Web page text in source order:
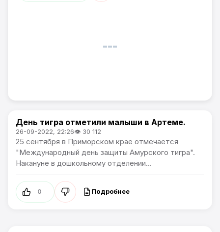
Общество
День тигра отметили малыши в Артеме.
26-09-2022, 22:26👁 30 112
25 сентября в Приморском крае отмечается
"Международный день защиты Амурского тигра".
Накануне в дошкольному отделении...
0 Подробнее